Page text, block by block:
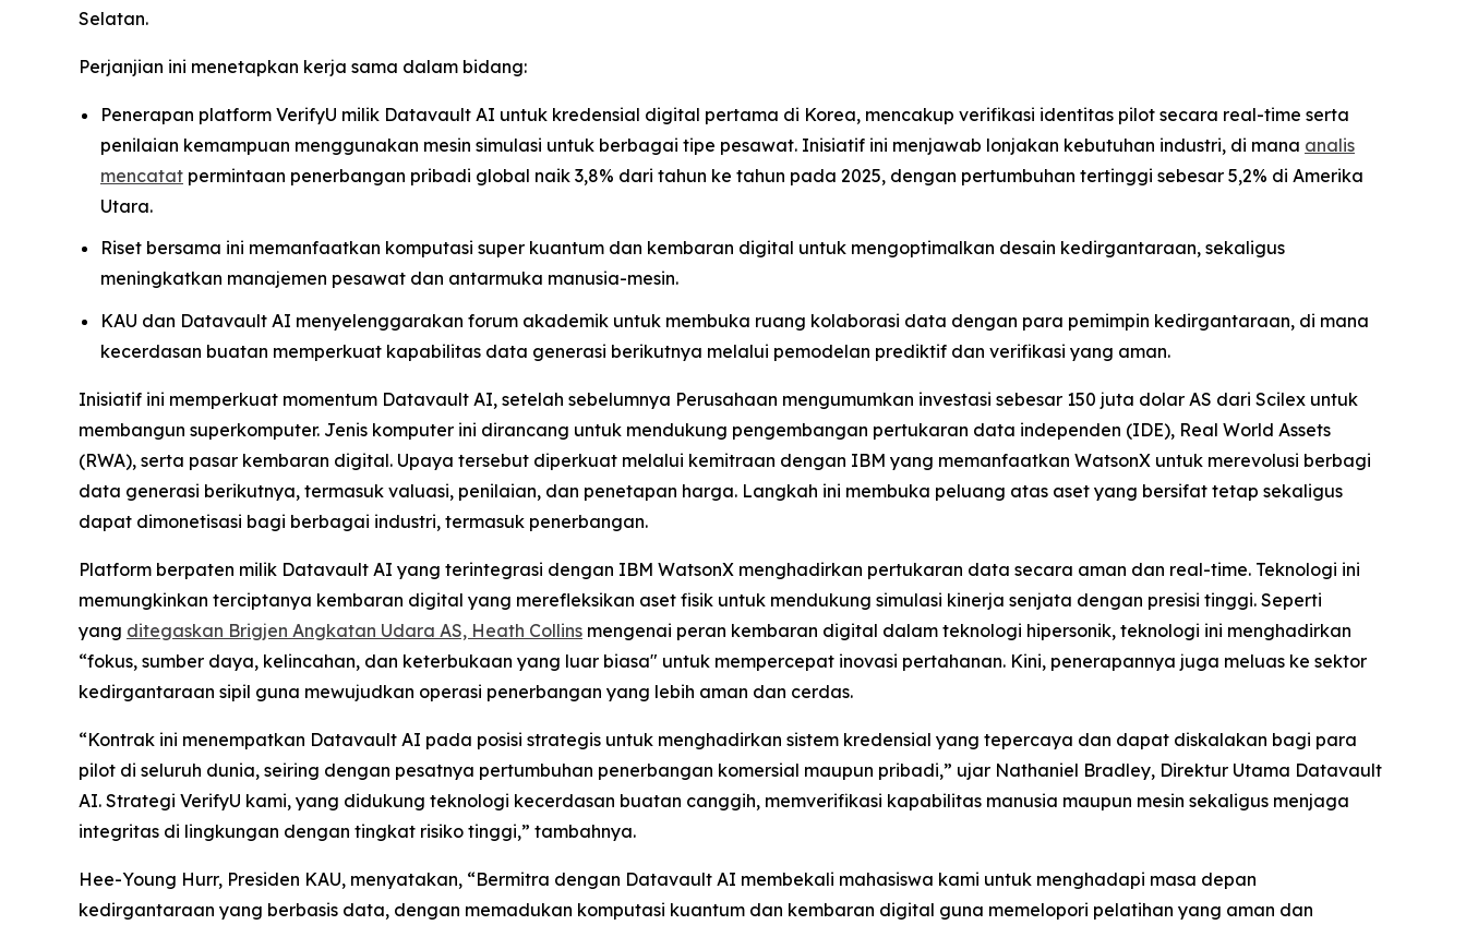
Selatan.
Perjanjian ini menetapkan kerja sama dalam bidang:
Penerapan platform VerifyU milik Datavault AI untuk kredensial digital pertama di Korea, mencakup verifikasi identitas pilot secara real-time serta
penilaian kemampuan menggunakan mesin simulasi untuk berbagai tipe pesawat. Inisiatif ini menjawab lonjakan kebutuhan industri, di mana analis
mencatat permintaan penerbangan pribadi global naik 3,8% dari tahun ke tahun pada 2025, dengan pertumbuhan tertinggi sebesar 5,2% di Amerika
Utara.
Riset bersama ini memanfaatkan komputasi super kuantum dan kembaran digital untuk mengoptimalkan desain kedirgantaraan, sekaligus
meningkatkan manajemen pesawat dan antarmuka manusia-mesin.
KAU dan Datavault AI menyelenggarakan forum akademik untuk membuka ruang kolaborasi data dengan para pemimpin kedirgantaraan, di mana
kecerdasan buatan memperkuat kapabilitas data generasi berikutnya melalui pemodelan prediktif dan verifikasi yang aman.
Inisiatif ini memperkuat momentum Datavault AI, setelah sebelumnya Perusahaan mengumumkan investasi sebesar 150 juta dolar AS dari Scilex untuk
membangun superkomputer. Jenis komputer ini dirancang untuk mendukung pengembangan pertukaran data independen (IDE), Real World Assets
(RWA), serta pasar kembaran digital. Upaya tersebut diperkuat melalui kemitraan dengan IBM yang memanfaatkan WatsonX untuk merevolusi berbagi
data generasi berikutnya, termasuk valuasi, penilaian, dan penetapan harga. Langkah ini membuka peluang atas aset yang bersifat tetap sekaligus
dapat dimonetisasi bagi berbagai industri, termasuk penerbangan.
Platform berpaten milik Datavault AI yang terintegrasi dengan IBM WatsonX menghadirkan pertukaran data secara aman dan real-time. Teknologi ini
memungkinkan terciptanya kembaran digital yang merefleksikan aset fisik untuk mendukung simulasi kinerja senjata dengan presisi tinggi. Seperti
yang ditegaskan Brigjen Angkatan Udara AS, Heath Collins mengenai peran kembaran digital dalam teknologi hipersonik, teknologi ini menghadirkan
“fokus, sumber daya, kelincahan, dan keterbukaan yang luar biasa" untuk mempercepat inovasi pertahanan. Kini, penerapannya juga meluas ke sektor
kedirgantaraan sipil guna mewujudkan operasi penerbangan yang lebih aman dan cerdas.
“Kontrak ini menempatkan Datavault AI pada posisi strategis untuk menghadirkan sistem kredensial yang tepercaya dan dapat diskalakan bagi para
pilot di seluruh dunia, seiring dengan pesatnya pertumbuhan penerbangan komersial maupun pribadi,” ujar Nathaniel Bradley, Direktur Utama Datavault
AI. Strategi VerifyU kami, yang didukung teknologi kecerdasan buatan canggih, memverifikasi kapabilitas manusia maupun mesin sekaligus menjaga
integritas di lingkungan dengan tingkat risiko tinggi,” tambahnya.
Hee-Young Hurr, Presiden KAU, menyatakan, “Bermitra dengan Datavault AI membekali mahasiswa kami untuk menghadapi masa depan
kedirgantaraan yang berbasis data, dengan memadukan komputasi kuantum dan kembaran digital guna memelopori pelatihan yang aman dan